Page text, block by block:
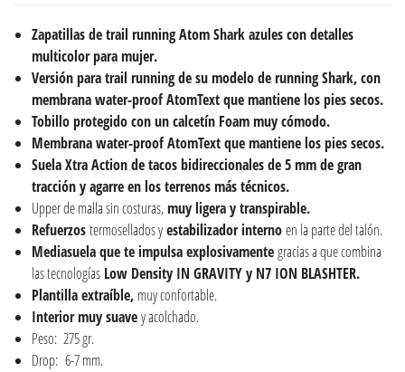
Zapatillas de trail running Atom Shark azules con detalles
multicolor para mujer.
Versión para trail running de su modelo de running Shark, con
membrana water-proof AtomText que mantiene los pies secos.
Tobillo protegido con un calcetín Foam muy cómodo.
Membrana water-proof AtomText que mantiene los pies secos.
Suela Xtra Action de tacos bidireccionales de 5 mm de gran
tracción y agarre en los terrenos más técnicos.
Upper de malla sin costuras,muy ligera y transpirable.
Refuerzostermosellados yestabilizador internoen la parte del talón.
Mediasuela que te impulsa explosivamentegracias a que combina
las tecnologías Low Density IN GRAVITY y N7 ION BLASHTER.
Plantilla extraíble, muy confortable.
Interior muy suavey acolchado.
Peso: 275 gr.
Drop: 6-7 mm.